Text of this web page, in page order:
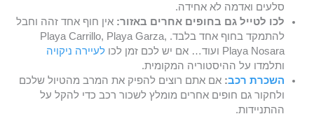
סלעים ואדמה לא אחידה.
לכו לטייל גם בחופים אחרים באזור: אין חוף אחד זהה וחבל
להתמקד בחוף אחד בלבד. Playa Carrillo, Playa Garza,
Playa Nosara ועוד… אם יש לכם זמן לכו
לעיירה ניקויה
ותלמדו על ההיסטוריה המקומית.
השכרת רכב: אם אתם רוצים להפיק את המרב מהטיול שלכם
ולחקור גם חופים אחרים מומלץ לשכור רכב כדי להקל על
ההתניידות.